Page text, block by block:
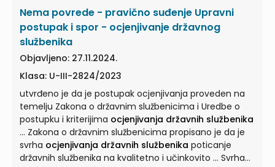
Nema povrede - pravično suđenje Upravni
postupak i spor - ocjenjivanje državnog
službenika
Objavljeno: 27.11.2024.
Klasa: U-III-2824/2023
utvrđeno je da je postupak ocjenjivanja proveden na
temelju Zakona o državnim službenicima i Uredbe o
postupku i kriterijima
ocjenjivanja državnih službenika
... Zakona o državnim službenicima propisano je da je
svrha
ocjenjivanja državnih službenika poticanje
državnih službenika na kvalitetno i učinkovito ... Svrha